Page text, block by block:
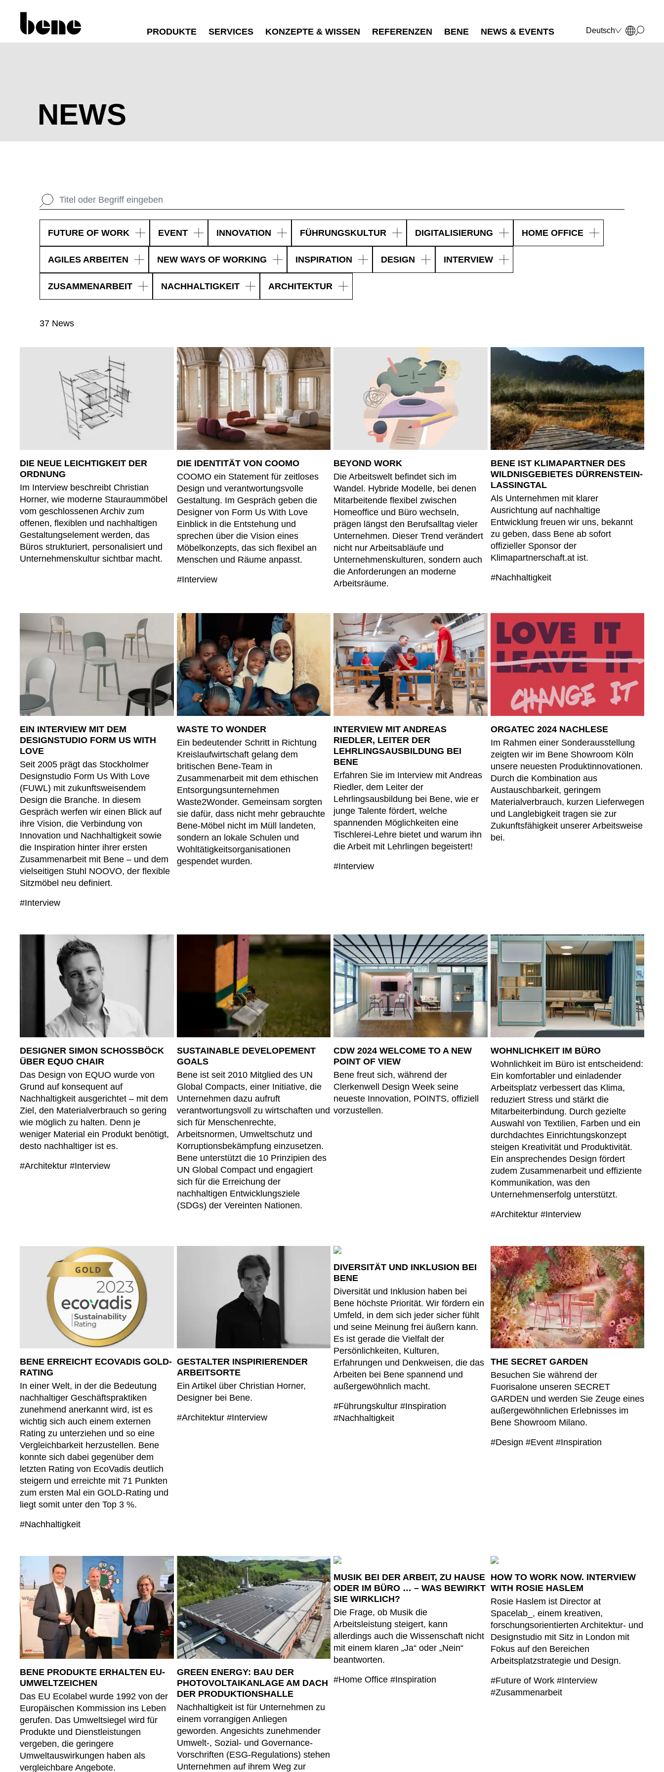
PRODUKTE SERVICES KONZEPTE & WISSEN REFERENZEN BENE NEWS & EVENTS
Deutsch
English
WÄHLEN SIE IHREN MARKT
Australien
Bahrain
Bulgarien
China
Deutschland (DE)
Dänemark
Elfenbeinküste(CI)
Finnland (FI)
(FR)
Großbritannien(GB)
Guinea
Hongkong
Indien
Indonesien (ID)
Iran(IR)
Irland(IE)
Italien
Jordanien (JO)
Kanada
Kasachstan (KZ)
Kenia(KE)
Kroatien
Kuwait (KW)
Lettland
Liechtenstein (LI)
Litauen (LT)
Luxemburg (LU)
Neuseeland
Niederlande (NL)
Nigeria
Nordirland (UK)(GB)
Norwegen
Oman(OM)
Philippinen(PH)
Qatar (QA)
Rest der Welt
Rumänien
Saudi-Arabien (SA)
Schweden (SE)
Schweiz
Senegal (SN)
Serbien(RS)
Singapur
Slowakei(SK)
Slowenien
Südkorea(KR)
Taiwan(TW)
Tansania(TZ)
Thailand(TH)
Tschechische Republik
Tunesien (TN)
Ukraine (UA)
Vereinigte Arabische Emirate
(AE)
Ägypten(EG)
Österreich
NEWS
FUTURE OF WORK EVENT INNOVATION FÜHRUNGSKULTUR DIGITALISIERUNG HOME OFFICE
AGILES ARBEITEN NEW WAYS OF WORKING INSPIRATION DESIGN INTERVIEW
ZUSAMMENARBEIT NACHHALTIGKEIT ARCHITEKTUR
37 News
DIE NEUE LEICHTIGKEIT DER
ORDNUNG
Im Interview beschreibt Christian
Horner, wie moderne Stauraummöbel
vom geschlossenen Archiv zum
offenen, flexiblen und nachhaltigen
Gestaltungselement werden, das
Büros strukturiert, personalisiert und
Unternehmenskultur sichtbar macht.
DIE IDENTITÄT VON COOMO
COOMO ein Statement für zeitloses
Design und verantwortungsvolle
Gestaltung. Im Gespräch geben die
Designer von Form Us With Love
Einblick in die Entstehung und
sprechen über die Vision eines
Möbelkonzepts, das sich flexibel an
Menschen und Räume anpasst.
#Interview
BEYOND WORK
Die Arbeitswelt befindet sich im
Wandel. Hybride Modelle, bei denen
Mitarbeitende flexibel zwischen
Homeoffice und Büro wechseln,
prägen längst den Berufsalltag vieler
Unternehmen. Dieser Trend verändert
nicht nur Arbeitsabläufe und
Unternehmenskulturen, sondern auch
die Anforderungen an moderne
Arbeitsräume.
BENE IST KLIMAPARTNER DES
WILDNISGEBIETES DÜRRENSTEIN-
LASSINGTAL
Als Unternehmen mit klarer
Ausrichtung auf nachhaltige
Entwicklung freuen wir uns, bekannt
zu geben, dass Bene ab sofort
offizieller Sponsor der
Klimapartnerschaft.at ist.
#Nachhaltigkeit
EIN INTERVIEW MIT DEM
DESIGNSTUDIO FORM US WITH
LOVE
Seit 2005 prägt das Stockholmer
Designstudio Form Us With Love
(FUWL) mit zukunftsweisendem
Design die Branche. In diesem
Gespräch werfen wir einen Blick auf
ihre Vision, die Verbindung von
Innovation und Nachhaltigkeit sowie
die Inspiration hinter ihrer ersten
Zusammenarbeit mit Bene – und dem
vielseitigen Stuhl NOOVO, der flexible
Sitzmöbel neu definiert.
#Interview
WASTE TO WONDER
Ein bedeutender Schritt in Richtung
Kreislaufwirtschaft gelang dem
britischen Bene-Team in
Zusammenarbeit mit dem ethischen
Entsorgungsunternehmen
Waste2Wonder. Gemeinsam sorgten
sie dafür, dass nicht mehr gebrauchte
Bene-Möbel nicht im Müll landeten,
sondern an lokale Schulen und
Wohltätigkeitsorganisationen
gespendet wurden.
INTERVIEW MIT ANDREAS
RIEDLER, LEITER DER
LEHRLINGSAUSBILDUNG BEI
BENE
Erfahren Sie im Interview mit Andreas
Riedler, dem Leiter der
Lehrlingsausbildung bei Bene, wie er
junge Talente fördert, welche
spannenden Möglichkeiten eine
Tischlerei-Lehre bietet und warum ihn
die Arbeit mit Lehrlingen begeistert!
#Interview
ORGATEC 2024 NACHLESE
Im Rahmen einer Sonderausstellung
zeigten wir im Bene Showroom Köln
unsere neuesten Produktinnovationen.
Durch die Kombination aus
Austauschbarkeit, geringem
Materialverbrauch, kurzen Lieferwegen
und Langlebigkeit tragen sie zur
Zukunftsfähigkeit unserer Arbeitsweise
bei.
DESIGNER SIMON SCHOSSBÖCK Ü
BER EQUO CHAIR
Das Design von EQUO wurde von
Grund auf konsequent auf
Nachhaltigkeit ausgerichtet – mit dem
Ziel, den Materialverbrauch so gering
wie möglich zu halten. Denn je
weniger Material ein Produkt benötigt,
desto nachhaltiger ist es.
#Architektur #Interview
SUSTAINABLE DEVELOPEMENT
GOALS
Bene ist seit 2010 Mitglied des UN
Global Compacts, einer Initiative, die
Unternehmen dazu aufruft
verantwortungsvoll zu wirtschaften und
sich für Menschenrechte,
Arbeitsnormen, Umweltschutz und
Korruptionsbekämpfung einzusetzen.
Bene unterstützt die 10 Prinzipien des
UN Global Compact und engagiert
sich für die Erreichung der
nachhaltigen Entwicklungsziele
(SDGs) der Vereinten Nationen.
CDW 2024 WELCOME TO A NEW
POINT OF VIEW
Bene freut sich, während der
Clerkenwell Design Week seine
neueste Innovation, POINTS, offiziell
vorzustellen.
WOHNLICHKEIT IM BÜRO
Wohnlichkeit im Büro ist entscheidend:
Ein komfortabler und einladender
Arbeitsplatz verbessert das Klima,
reduziert Stress und stärkt die
Mitarbeiterbindung. Durch gezielte
Auswahl von Textilien, Farben und ein
durchdachtes Einrichtungskonzept
steigen Kreativität und Produktivität.
Ein ansprechendes Design fördert
zudem Zusammenarbeit und effiziente
Kommunikation, was den
Unternehmenserfolg unterstützt.
#Architektur #Interview
BENE ERREICHT ECOVADIS GOLD-
RATING
In einer Welt, in der die Bedeutung
nachhaltiger Geschäftspraktiken
zunehmend anerkannt wird, ist es
wichtig sich auch einem externen
Rating zu unterziehen und so eine
Vergleichbarkeit herzustellen. Bene
konnte sich dabei gegenüber dem
letzten Rating von EcoVadis deutlich
steigern und erreichte mit 71 Punkten
zum ersten Mal ein GOLD-Rating und
liegt somit unter den Top 3 %.
#Nachhaltigkeit
GESTALTER INSPIRIERENDER
ARBEITSORTE
Ein Artikel über Christian Horner,
Designer bei Bene.
#Architektur #Interview
DIVERSITÄT UND INKLUSION BEI
BENE
Diversität und Inklusion haben bei
Bene höchste Priorität. Wir fördern ein
Umfeld, in dem sich jeder sicher fühlt
und seine Meinung frei äußern kann.
Es ist gerade die Vielfalt der
Persönlichkeiten, Kulturen,
Erfahrungen und Denkweisen, die das
Arbeiten bei Bene spannend und
außergewöhnlich macht.
#Führungskultur #Inspiration
#Nachhaltigkeit
THE SECRET GARDEN
Besuchen Sie während der
Fuorisalone unseren SECRET
GARDEN und werden Sie Zeuge eines
außergewöhnlichen Erlebnisses im
Bene Showroom Milano.
#Design #Event #Inspiration
BENE PRODUKTE ERHALTEN EU-
UMWELTZEICHEN
Das EU Ecolabel wurde 1992 von der
Europäischen Kommission ins Leben
gerufen. Das Umweltsiegel wird für
Produkte und Dienstleistungen
vergeben, die geringere
Umweltauswirkungen haben als
vergleichbare Angebote.
GREEN ENERGY: BAU DER
PHOTOVOLTAIKANLAGE AM DACH
DER PRODUKTIONSHALLE
Nachhaltigkeit ist für Unternehmen zu
einem vorrangigen Anliegen
geworden. Angesichts zunehmender
Umwelt-, Sozial- und Governance-
Vorschriften (ESG-Regulations) stehen
Unternehmen auf ihrem Weg zur
MUSIK BEI DER ARBEIT, ZU HAUSE
ODER IM BÜRO … – WAS BEWIRKT
SIE WIRKLICH?
Die Frage, ob Musik die
Arbeitsleistung steigert, kann
allerdings auch die Wissenschaft nicht
mit einem klaren „Ja“ oder „Nein“
beantworten.
#Home Office #Inspiration
HOW TO WORK NOW. INTERVIEW
WITH ROSIE HASLEM
Rosie Haslem ist Director at
Spacelab_, einem kreativen,
forschungsorientierten Architektur- und
Designstudio mit Sitz in London mit
Fokus auf den Bereichen
Arbeitsplatzstrategie und Design.
#Future of Work #Interview
#Zusammenarbeit